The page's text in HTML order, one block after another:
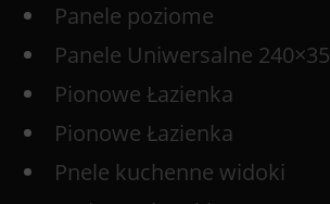
Panele poziome
Panele Uniwersalne 240×35
Pionowe Łazienka
Pionowe Łazienka
Pnele kuchenne widoki